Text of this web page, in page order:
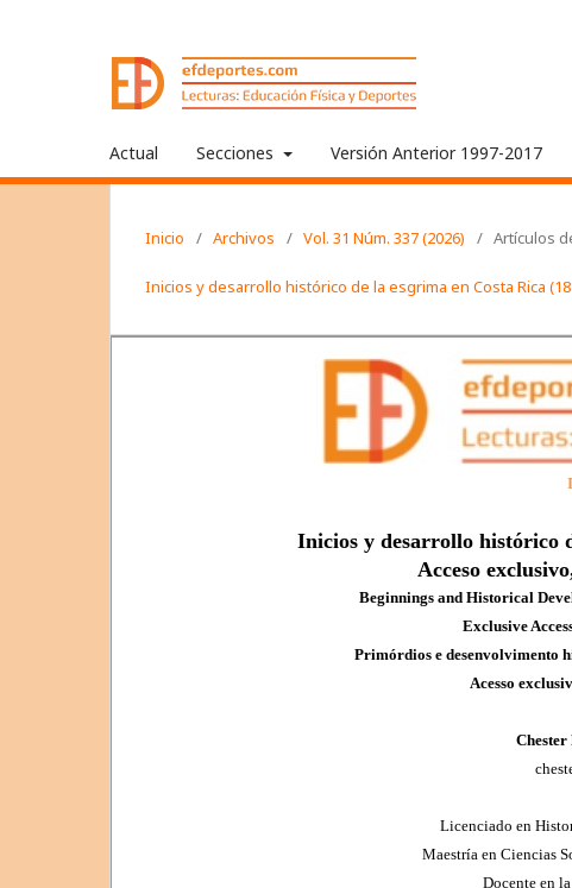
Actual Secciones Versión Anterior 1997-2017
Inicio / Archivos / Vol. 31 Núm. 337 (2026) / Artículos
Inicios y desarrollo histórico de la esgrima en Costa Rica